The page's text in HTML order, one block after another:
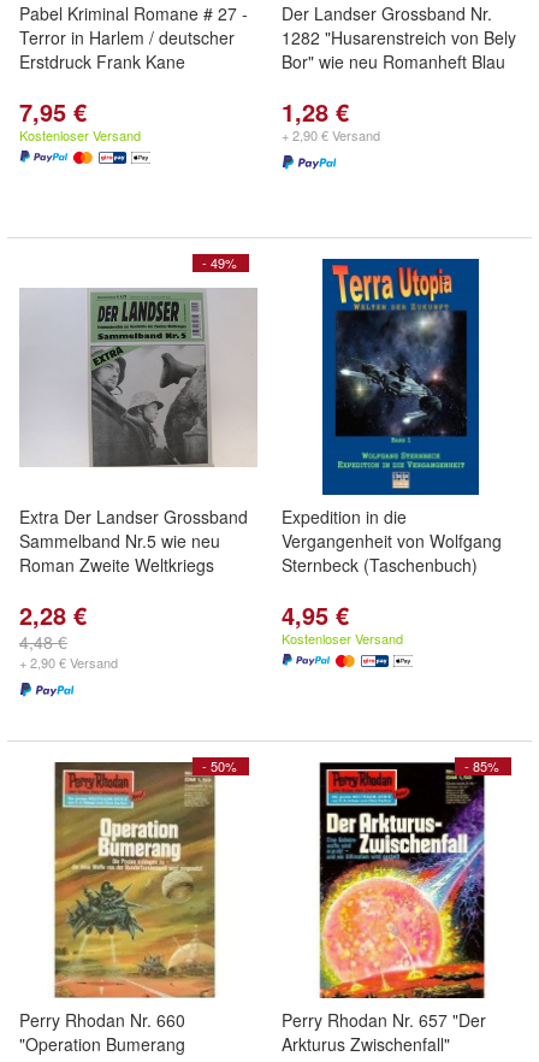
Pabel Kriminal Romane # 27 -
Terror in Harlem / deutscher
Erstdruck Frank Kane
7,95 €
Kostenloser Versand
Der Landser Grossband Nr.
1282 "Husarenstreich von Bely
Bor" wie neu Romanheft Blau
1,28 €
+ 2,90 € Versand
- 49%
Extra Der Landser Grossband
Sammelband Nr.5 wie neu
Roman Zweite Weltkriegs
2,28 €
4,48 €
+ 2,90 € Versand
Expedition in die
Vergangenheit von Wolfgang
Sternbeck (Taschenbuch)
4,95 €
Kostenloser Versand
- 50%
Perry Rhodan Nr. 660
"Operation Bumerang
- 85%
Perry Rhodan Nr. 657 "Der
Arkturus Zwischenfall"